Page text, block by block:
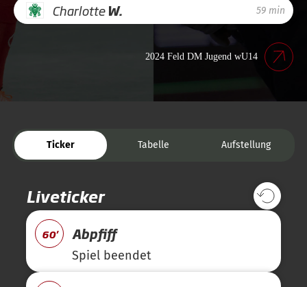
CharlotteW. 59 min
2024 Feld DM Jugend wU14
Ticker Tabelle Aufstellung
Liveticker
60' Abpfiff
Spiel beendet